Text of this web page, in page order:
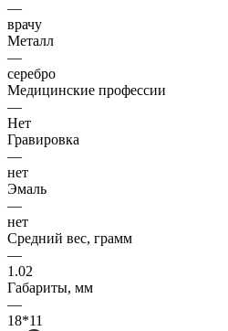
—
врачу
Металл
—
серебро
Медицинские профессии
—
Нет
Гравировка
—
нет
Эмаль
—
нет
Средний вес, грамм
—
1.02
Габариты, мм
—
18*11